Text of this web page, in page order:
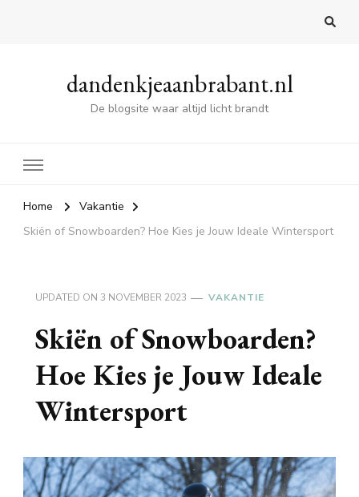
dandenkjeaanbrabant.nl
De blogsite waar altijd licht brandt
Home
Vakantie
Skiën of Snowboarden? Hoe Kies je Jouw Ideale Wintersport
UPDATED ON 3 NOVEMBER 2023 VAKANTIE
Skiën of Snowboarden?
Hoe Kies je Jouw Ideale
Wintersport